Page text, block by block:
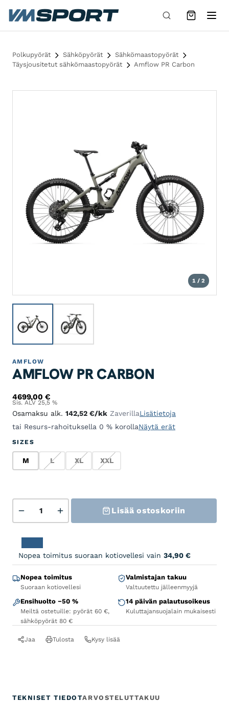
Siirry sisältöön
Polkupyörät Sähköpyörät
Sähkömaastopyörät
Täysjousitetut sähkömaastopyörät
Amflow PR Carbon
1 / 2
AMFLOW
AMFLOW PR CARBON
4699,00 €
Sis. ALV 25,5 %
Osamaksu alk. 142,52 €/kk ZaverillaLisätietoja
tai Resurs-rahoituksella 0 % korollaNäytä erät
SIZES
M
M L
L XL
XL XXL
XXL
Lisää ostoskoriin
Nopea toimitus suoraan kotiovellesi vain 34,90 €
Nopea toimitus
Suoraan kotiovellesi
Valmistajan takuu
Valtuutettu jälleenmyyjä
Ensihuolto −50 %
Meiltä ostetuille: pyörät 60 €,
sähköpyörät 80 €
14 päivän palautusoikeus
Kuluttajansuojalain mukaisesti
Jaa Tulosta Kysy lisää
TEKNISET TIEDOTARVOSTELUTTAKUU